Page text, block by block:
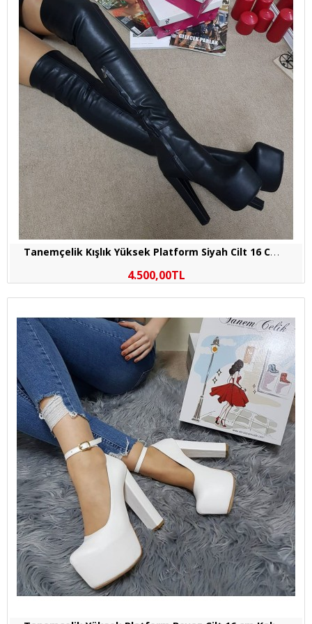
T
anemçelik Kışlık Yüksek Platform Siyah Cilt 16 Cm Topuklu Abiye Çizme
4.500,00TL